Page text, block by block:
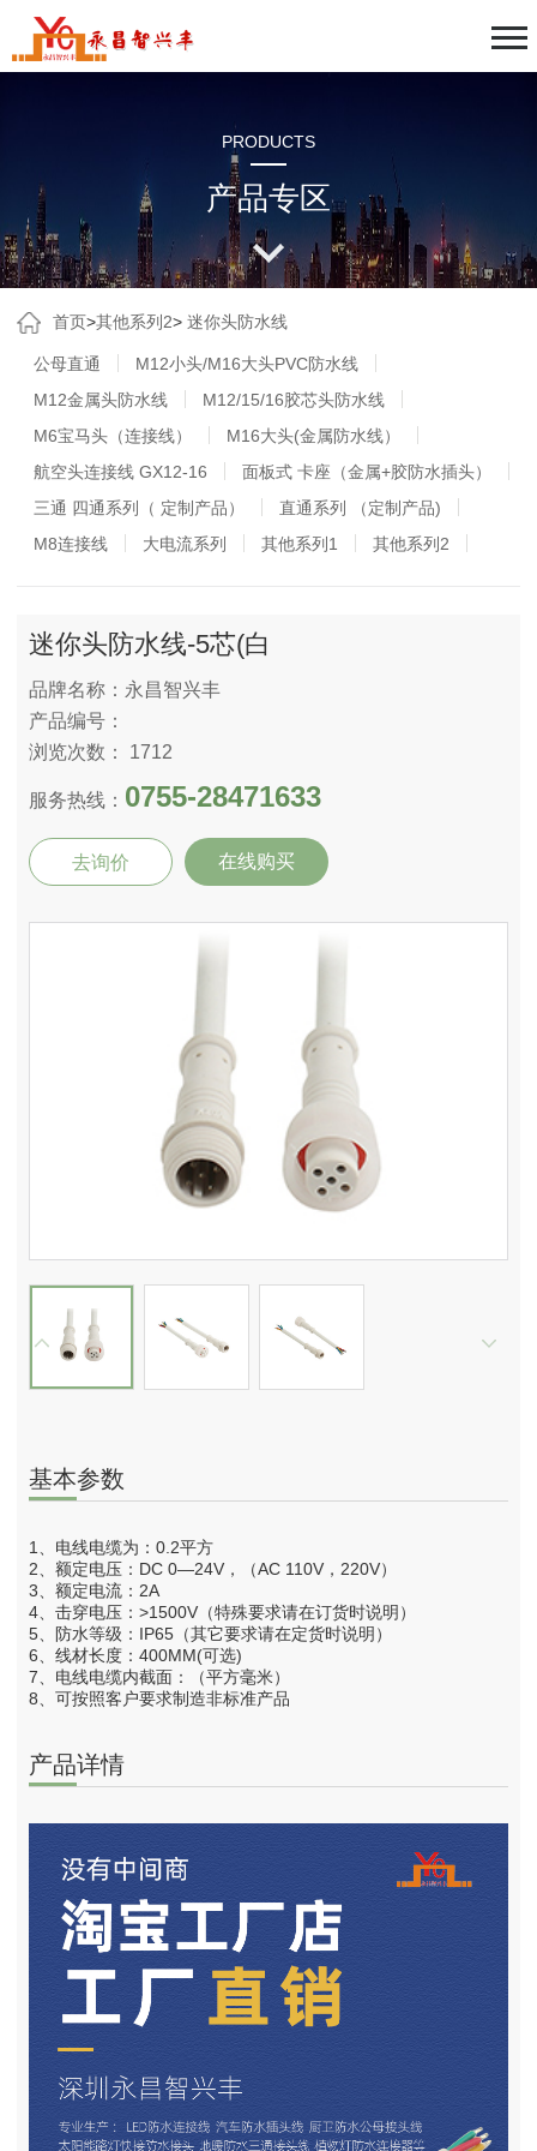
PRODUCTS
产品专区
首页>其他系列2> 迷你头防水线
公母直通
M12小头/M16大头PVC防水线
M12金属头防水线
M12/15/16胶芯头防水线
M6宝马头（连接线）
M16大头(金属防水线）
航空头连接线 GX12-16
面板式 卡座（金属+胶防水插头）
三通 四通系列（ 定制产品）
直通系列 （定制产品)
M8连接线
大电流系列 其他系列1 其他系列2
迷你头防水线-5芯(白
品牌名称：永昌智兴丰
产品编号：
浏览次数： 1712
服务热线： 0755-28471633
去询价 在线购买
基本参数
1、电线电缆为：0.2平方
2、额定电压：DC 0—24V，（AC 110V，220V）
3、额定电流：2A
4、击穿电压：>1500V（特殊要求请在订货时说明）
5、防水等级：IP65（其它要求请在定货时说明）
6、线材长度：400MM(可选)
7、电线电缆内截面：（平方毫米）
8、可按照客户要求制造非标准产品
产品详情